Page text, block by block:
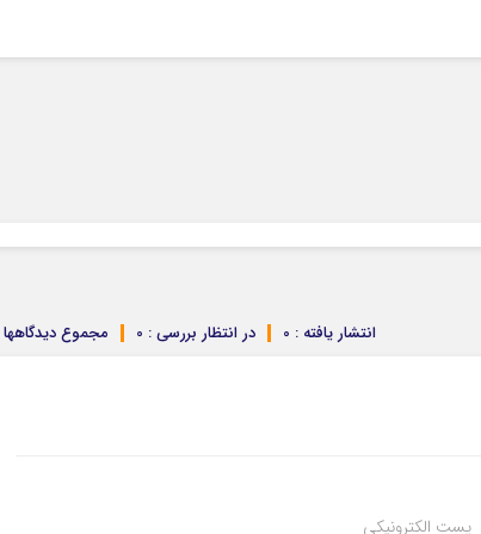
مجموع دیدگاهها : در انتظار بررسی : 0 انتشار یافته : 0
پست الکترونیکی